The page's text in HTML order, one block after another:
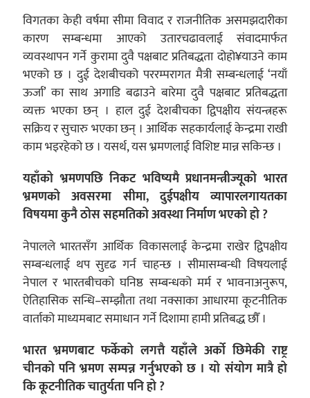
विगतका केही वर्षमा सीमा विवाद र राजनीतिक असमझदारीका
कारण सम्बन्धमा आएको उतारचढावलाई संवादमार्फत
व्यवस्थापन गर्ने कुरामा दुवै पक्षबाट प्रतिबद्धता दोहो¥याउने काम
भएको छ । दुई देशबीचको पररम्परागत मैत्री सम्बन्धलाई ‘नयाँ
ऊर्जा’ का साथ अगाडि बढाउने बारेमा दुवै पक्षबाट प्रतिबद्धता
व्यक्त भएका छन् । हाल दुई देशबीचका द्विपक्षीय संयन्त्रहरू
सक्रिय र सुचारु भएका छन् । आर्थिक सहकार्यलाई केन्द्रमा राखी
काम भइरहेको छ । यसर्थ, यस भ्रमणलाई विशिष्ट मान्न सकिन्छ ।
यहाँको भ्रमणपछि निकट भविष्यमै प्रधानमन्त्रीज्यूको भारत
भ्रमणको अवसरमा सीमा, दुईपक्षीय व्यापारलगायतका
विषयमा कुनै ठोस सहमतिको अवस्था निर्माण भएको हो ?
नेपालले भारतसँग आर्थिक विकासलाई केन्द्रमा राखेर द्विपक्षीय
सम्बन्धलाई थप सुदृढ गर्न चाहन्छ । सीमासम्बन्धी विषयलाई
नेपाल र भारतबीचको घनिष्ठ सम्बन्धको मर्म र भावनाअनुरूप,
ऐतिहासिक सन्धि–सम्झौता तथा नक्साका आधारमा कूटनीतिक
वार्ताको माध्यमबाट समाधान गर्ने दिशामा हामी प्रतिबद्ध छौँ ।
भारत भ्रमणबाट फर्केको लगत्तै यहाँले अर्को छिमेकी राष्ट्र
चीनको पनि भ्रमण सम्पन्न गर्नुभएको छ । यो संयोग मात्रै हो
कि कूटनीतिक चातुर्यता पनि हो ?